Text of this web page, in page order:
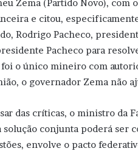
Zema (Partido Novo), com
e citou,
Rodrigo Pacheco,
Pacheco para
foi o único mineiro com
o governador Zema não
das críticas, o ministro da
solução conjunta poderá ser
envolve o pacto